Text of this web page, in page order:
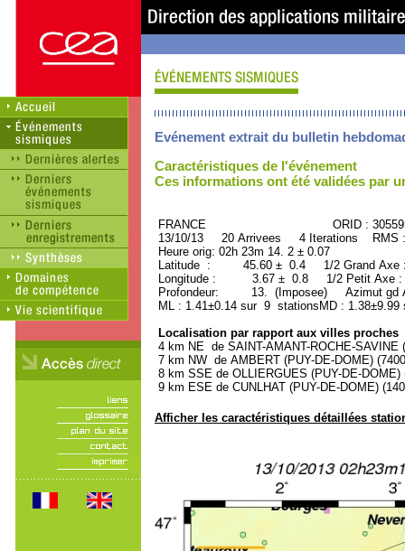
Evénement extrait du bulletin
Caractéristiques de l'événement
Ces informations ont été validées par
FRANCE ORID :
13/10/13 20 Arrivees 4 Iterations RMS
Heure orig: 02h 23m 14. 2 ± 0.07
Latitude : 45.60 ± 0.4 1/2 Grand
Longitude : 3.67 ± 0.8 1/2 Petit Axe
Profondeur: 13. (Imposee) Azimut gd
ML : 1.41±0.14 sur 9 stationsMD :
Localisation par rapport aux villes proches
4 km NE de SAINT-AMANT-ROCHE-SAVINE
7 km NW de AMBERT (PUY-DE-DOME)
8 km SSE de OLLIERGUES (PUY-DE-DOME)
9 km ESE de CUNLHAT (PUY-DE-DOME)
Afficher les caractéristiques détaillées